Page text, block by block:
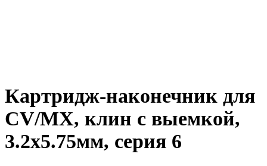
Картридж-наконечник для
СV/MX, клин с выемкой,
3.2х5.75мм, серия 6